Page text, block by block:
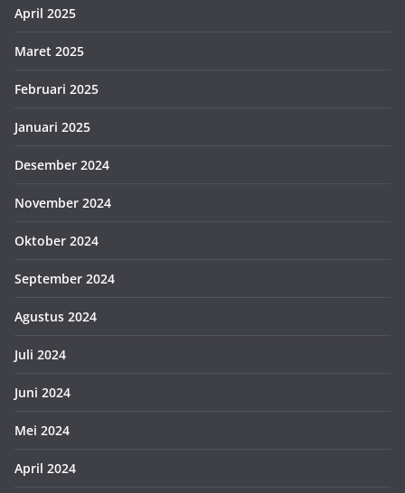
April 2025
Maret 2025
Februari 2025
Januari 2025
Desember 2024
November 2024
Oktober 2024
September 2024
Agustus 2024
Juli 2024
Juni 2024
Mei 2024
April 2024